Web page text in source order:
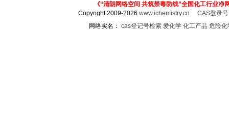
《“清朗网络空间 共筑禁毒防线”全国化工行业净
Copyright 2009-2026www.ichemistry.cn
CAS登录
网络实名： cas登记号检索 爱化学 化工产品 危险化